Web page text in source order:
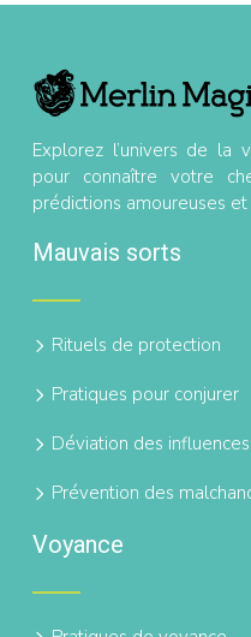
Explorez l’univers de la
pour connaître votre
prédictions amoureuses et
Mauvais sorts
Rituels de protection
Pratiques pour conjurer
Déviation des influences
Prévention des
Voyance